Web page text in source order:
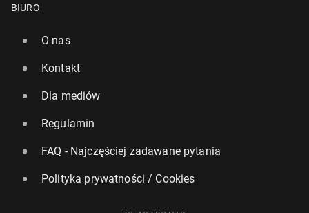
BIURO
O nas
Kontakt
Dla mediów
Regulamin
FAQ - Najczęściej zadawane pytania
Polityka prywatności / Cookies